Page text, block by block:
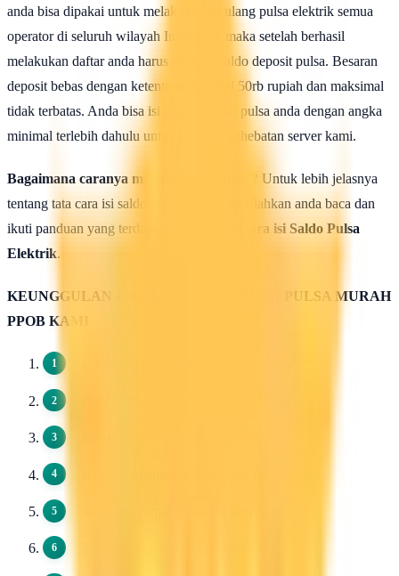
anda bisa dipakai untuk melakukan isi ulang pulsa elektrik semua
operator di seluruh wilayah Indonesia, maka setelah berhasil
melakukan daftar anda harus mengisi saldo deposit pulsa. Besaran
deposit bebas dengan ketentuan minimal 50rb rupiah dan maksimal
tidak terbatas. Anda bisa isi deposit saldo pulsa anda dengan angka
minimal terlebih dahulu untuk uji coba kehebatan server kami.
Bagaimana caranya mengisi saldo pulsa ?
Untuk lebih jelasnya
tentang tata cara isi saldo deposit pulsa ini silahkan anda baca dan
ikuti panduan yang terdapat di halaman :
Cara isi Saldo Pulsa
Elektrik.
KEUNGGULAN & KELEBIHAN SERVER PULSA MURAH
PPOB KAMI